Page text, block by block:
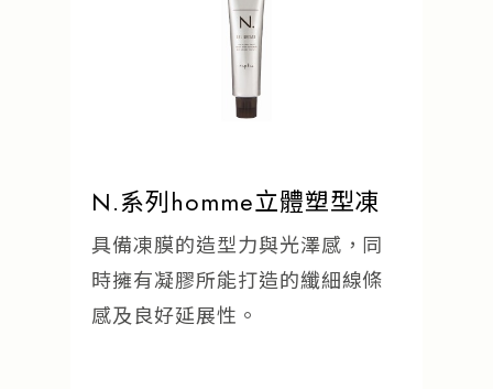
N.系列homme立體塑型凍
具備凍膜的造型力與光澤感，同
時擁有凝膠所能打造的纖細線條
感及良好延展性。